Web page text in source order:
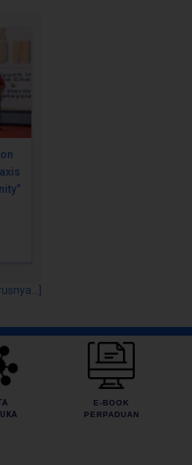
Pautan Pantas
E-BOOK
PERPADUAN